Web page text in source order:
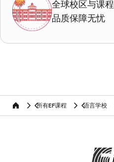
全球校区与课
品质保障无忧
home 所有EF课程 语言学校